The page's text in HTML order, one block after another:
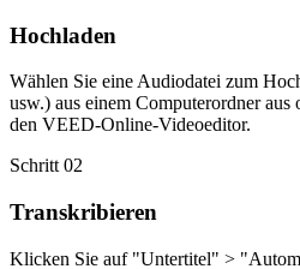
Hochladen
Wählen Sie eine Audiodatei zum
usw.) aus einem Computerordner aus
den VEED-Online-Videoeditor.
Schritt 02
Transkribieren
Klicken Sie auf "Untertitel" >